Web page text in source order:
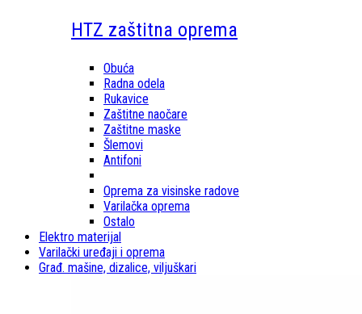
HTZ zaštitna oprema
Obuća
Radna odela
Rukavice
Zaštitne naočare
Zaštitne maske
Šlemovi
Antifoni
Oprema za visinske radove
Varilačka oprema
Ostalo
Elektro materijal
Varilački uređaji i oprema
Građ. mašine, dizalice, viljuškari